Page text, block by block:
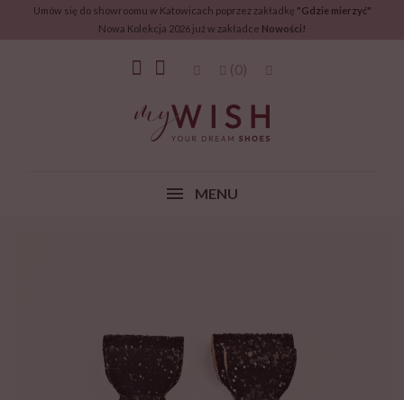
Umów się do showroomu w Katowicach poprzez zakładkę "Gdzie mierzyć"
Nowa Kolekcja 2026 już w zakładce Nowości!
(0)
MENU